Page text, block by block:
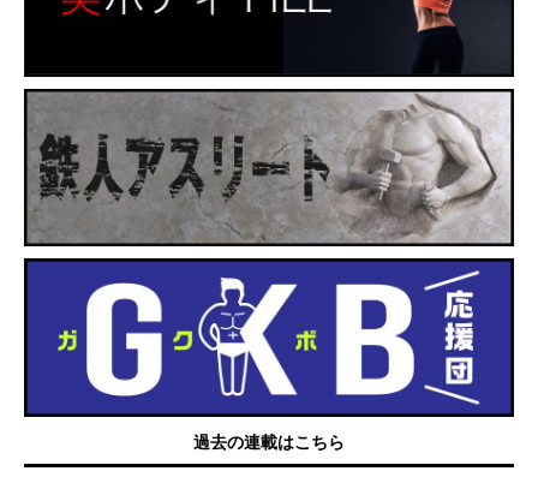
過去の連載はこちら